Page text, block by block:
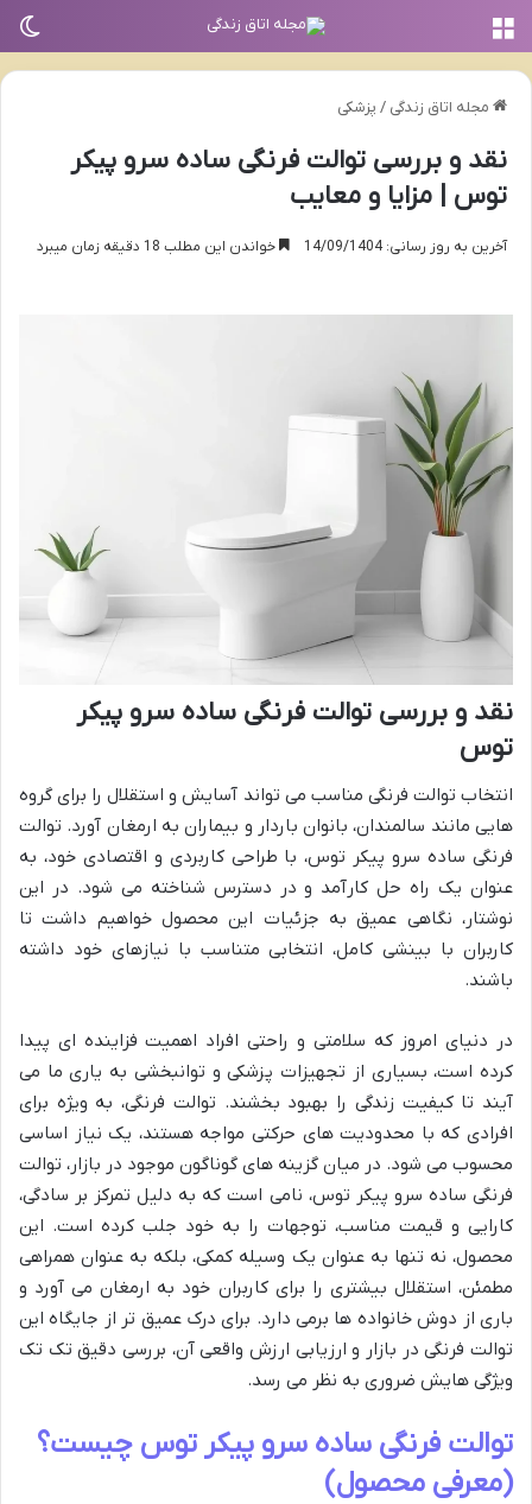
مجله اتاق زندگی / پزشکی
نقد و بررسی توالت فرنگی ساده سرو پیکر
توس | مزایا و معایب
آخرین به روز رسانی: 14/09/1404 خواندن این مطلب 18 دقیقه زمان میبرد
نقد و بررسی توالت فرنگی ساده سرو پیکر
توس
انتخاب توالت فرنگی مناسب می تواند آسایش و استقلال را برای گروه
هایی مانند سالمندان، بانوان باردار و بیماران به ارمغان آورد. توالت
فرنگی ساده سرو پیکر توس، با طراحی کاربردی و اقتصادی خود، به
عنوان یک راه حل کارآمد و در دسترس شناخته می شود. در این
نوشتار، نگاهی عمیق به جزئیات این محصول خواهیم داشت تا
کاربران با بینشی کامل، انتخابی متناسب با نیازهای خود داشته
باشند.
در دنیای امروز که سلامتی و راحتی افراد اهمیت فزاینده ای پیدا
کرده است، بسیاری از تجهیزات پزشکی و توانبخشی به یاری ما می
آیند تا کیفیت زندگی را بهبود بخشند. توالت فرنگی، به ویژه برای
افرادی که با محدودیت های حرکتی مواجه هستند، یک نیاز اساسی
محسوب می شود. در میان گزینه های گوناگون موجود در بازار، توالت
فرنگی ساده سرو پیکر توس، نامی است که به دلیل تمرکز بر سادگی،
کارایی و قیمت مناسب، توجهات را به خود جلب کرده است. این
محصول، نه تنها به عنوان یک وسیله کمکی، بلکه به عنوان همراهی
مطمئن، استقلال بیشتری را برای کاربران خود به ارمغان می آورد و
باری از دوش خانواده ها برمی دارد. برای درک عمیق تر از جایگاه این
توالت فرنگی در بازار و ارزیابی ارزش واقعی آن، بررسی دقیق تک تک
ویژگی هایش ضروری به نظر می رسد.
توالت فرنگی ساده سرو پیکر توس چیست؟
(معرفی محصول)